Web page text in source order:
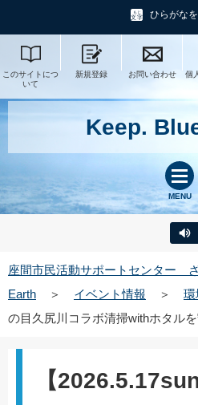
ひらがな
このサイトにつ
いて
新規登録 お問い合わせ
個
Keep.
MENU
座間市民活動サポートセンター
Earth
＞ イベント情報 ＞ 環
の目久尻川コラボ清掃withホタルを
【